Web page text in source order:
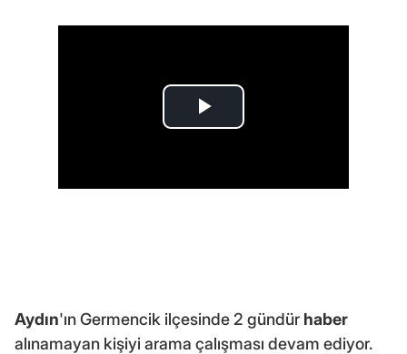
Aydın'ın Germencik ilçesinde 2 gündür haber
alınamayan kişiyi arama çalışması devam ediyor.